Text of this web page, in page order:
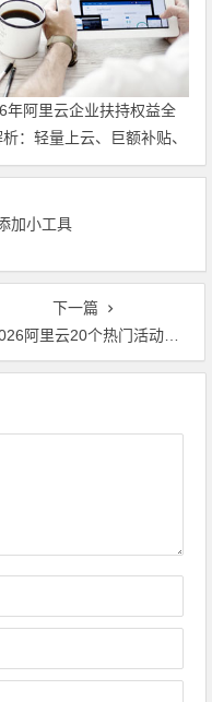
年阿里云企业扶持权益全
：轻量上云、巨额补贴、
航三箭齐发
加小工具
下一篇
里云20个热门活动网址：云服务器ECS、优惠券与云产品全览